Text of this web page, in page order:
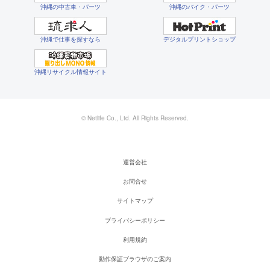
沖縄の中古車・パーツ 沖縄のバイク・パーツ
沖縄で仕事を探すなら デジタルプリントショップ
沖縄リサイクル情報サイト
© Netlife Co., Ltd. All Rights Reserved.
運営会社
お問合せ
サイトマップ
プライバシーポリシー
利用規約
動作保証ブラウザのご案内